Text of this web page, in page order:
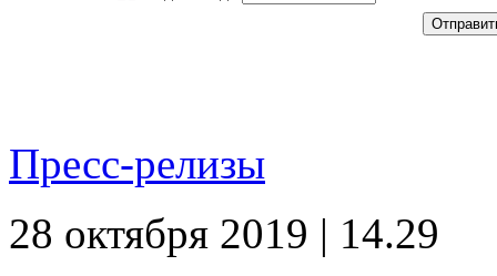
Пресс-релизы
28 октября 2019 | 14.29